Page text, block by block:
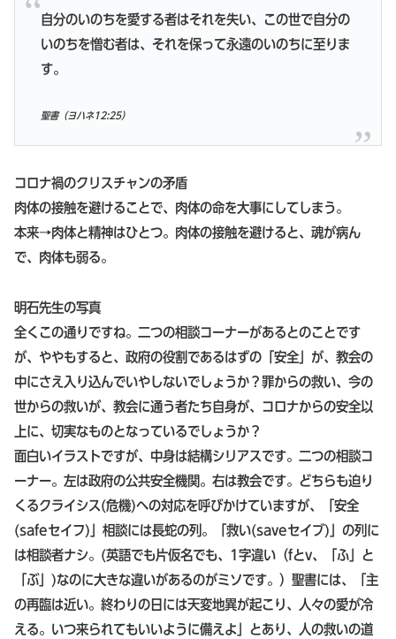
自分のいのちを愛する者はそれを失い、この世で自分の
いのちを憎む者は、それを保って永遠のいのちに至りま
す。
聖書（ヨハネ12:25）
コロナ禍のクリスチャンの矛盾
肉体の接触を避けることで、肉体の命を大事にしてしまう。
本来→肉体と精神はひとつ。肉体の接触を避けると、魂が病ん
で、肉体も弱る。
明石先生の写真
全くこの通りですね。二つの相談コーナーがあるとのことです
が、ややもすると、政府の役割であるはずの「安全」が、教会の
中にさえ入り込んでいやしないでしょうか？罪からの救い、今の
世からの救いが、教会に通う者たち自身が、コロナからの安全以
上に、切実なものとなっているでしょうか？
面白いイラストですが、中身は結構シリアスです。二つの相談コ
ーナー。左は政府の公共安全機関。右は教会です。どちらも迫り
くるクライシス(危機)への対応を呼びかけていますが、「安全
(safeセイフ)」相談には長蛇の列。「救い(saveセイブ)」の列に
は相談者ナシ。(英語でも片仮名でも、1字違い（fとv、「ふ」と
「ぶ」)なのに大きな違いがあるのがミソです。）聖書には、「主
の再臨は近い。終わりの日には天変地異が起こり、人々の愛が冷
える。いつ来られてもいいように備えよ」とあり、人の救いの道